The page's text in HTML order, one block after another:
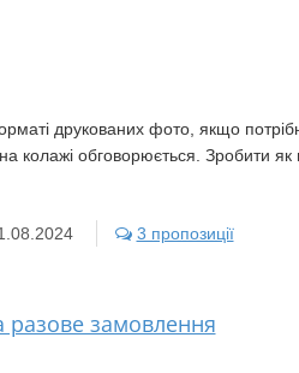
друкованих фото, якщо
на колажі обговорюється. Зробити
3 пропозиції
разове замовлення